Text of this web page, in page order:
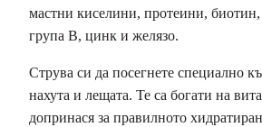
мастни киселини, протеини,
група В, цинк и желязо.
Струва си да посегнете специално
нахута и лещата. Те са богати на
допринася за правилното